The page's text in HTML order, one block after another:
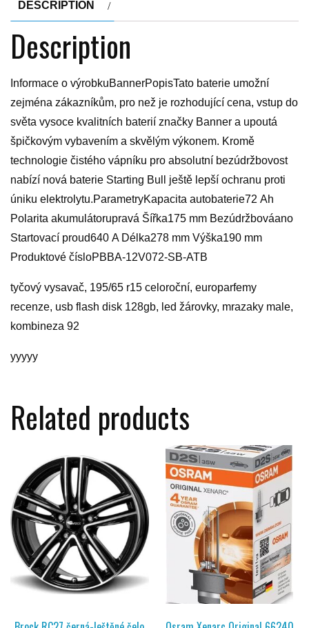
DESCRIPTION
Description
Informace o výrobkuBannerPopisTato baterie umožní
zejména zákazníkům, pro než je rozhodující cena, vstup do
světa vysoce kvalitních baterií značky Banner a upoutá
špičkovým vybavením a skvělým výkonem. Kromě
technologie čistého vápníku pro absolutní bezúdržbovost
nabízí nová baterie Starting Bull ještě lepší ochranu proti
úniku elektrolytu.ParametryKapacita autobaterie72 Ah
Polarita akumulátorupravá Šířka175 mm Bezúdržbováano
Startovací proud640 A Délka278 mm Výška190 mm
Produktové čísloPBBA-12V072-SB-ATB
tyčový vysavač, 195/65 r15 celoroční, europarfemy
recenze, usb flash disk 128gb, led žárovky, mrazaky male,
kombineza 92
yyyyy
Related products